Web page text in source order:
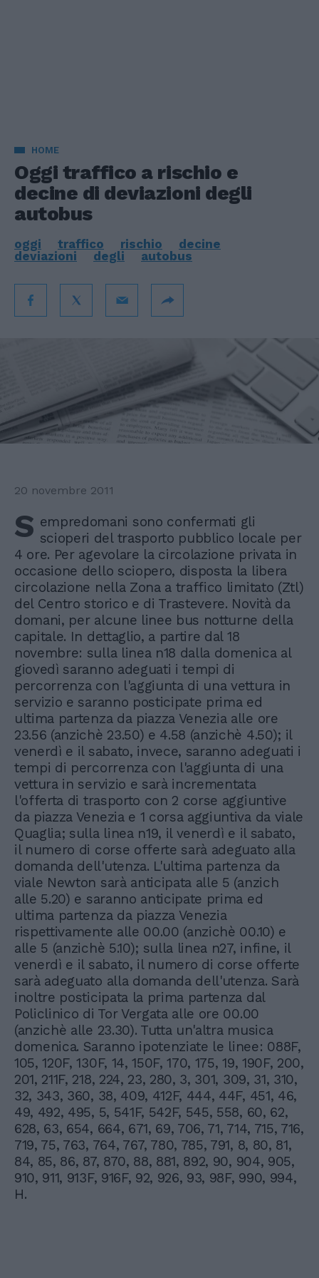
HOME
Oggi traffico a rischio e
decine di deviazioni degli
autobus
oggi traffico rischio
decine
deviazioni
degli autobus
20 novembre 2011
S empredomani sono confermati gli
scioperi del trasporto pubblico locale per
4 ore. Per agevolare la circolazione privata in
occasione dello sciopero, disposta la libera
circolazione nella Zona a traffico limitato (Ztl)
del Centro storico e di Trastevere. Novità da
domani, per alcune linee bus notturne della
capitale. In dettaglio, a partire dal 18
novembre: sulla linea n18 dalla domenica al
giovedì saranno adeguati i tempi di
percorrenza con l'aggiunta di una vettura in
servizio e saranno posticipate prima ed
ultima partenza da piazza Venezia alle ore
23.56 (anzichè 23.50) e 4.58 (anzichè 4.50); il
venerdì e il sabato, invece, saranno adeguati i
tempi di percorrenza con l'aggiunta di una
vettura in servizio e sarà incrementata
l'offerta di trasporto con 2 corse aggiuntive
da piazza Venezia e 1 corsa aggiuntiva da viale
Quaglia; sulla linea n19, il venerdì e il sabato,
il numero di corse offerte sarà adeguato alla
domanda dell'utenza. L'ultima partenza da
viale Newton sarà anticipata alle 5 (anzich
alle 5.20) e saranno anticipate prima ed
ultima partenza da piazza Venezia
rispettivamente alle 00.00 (anzichè 00.10) e
alle 5 (anzichè 5.10); sulla linea n27, infine, il
venerdì e il sabato, il numero di corse offerte
sarà adeguato alla domanda dell'utenza. Sarà
inoltre posticipata la prima partenza dal
Policlinico di Tor Vergata alle ore 00.00
(anzichè alle 23.30). Tutta un'altra musica
domenica. Saranno ipotenziate le linee: 088F,
105, 120F, 130F, 14, 150F, 170, 175, 19, 190F, 200,
201, 211F, 218, 224, 23, 280, 3, 301, 309, 31, 310,
32, 343, 360, 38, 409, 412F, 444, 44F, 451, 46,
49, 492, 495, 5, 541F, 542F, 545, 558, 60, 62,
628, 63, 654, 664, 671, 69, 706, 71, 714, 715, 716,
719, 75, 763, 764, 767, 780, 785, 791, 8, 80, 81,
84, 85, 86, 87, 870, 88, 881, 892, 90, 904, 905,
910, 911, 913F, 916F, 92, 926, 93, 98F, 990, 994,
H.